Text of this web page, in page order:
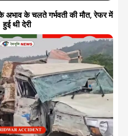
अभाव के चलते गर्भवती की मौत, रेफर में
हुई थी देरी